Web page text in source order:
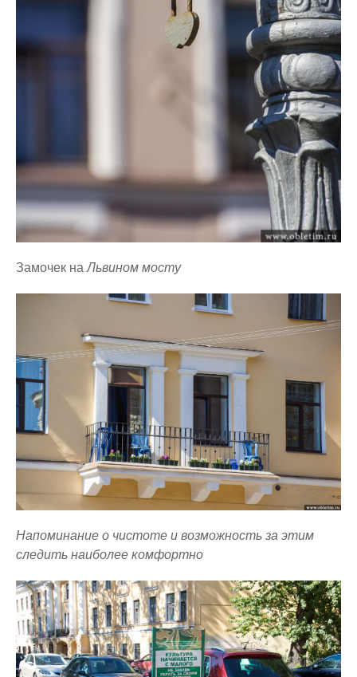
Замочек наЛьвином мосту
Напоминание о чистоте и возможность за этим
следить наиболее комфортно